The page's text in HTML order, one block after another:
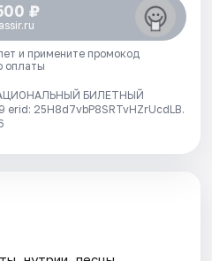
₽
и примените промокод
оплаты
БИЛЕТНЫЙ
25H8d7vbP8SRTvHZrUcdLB.